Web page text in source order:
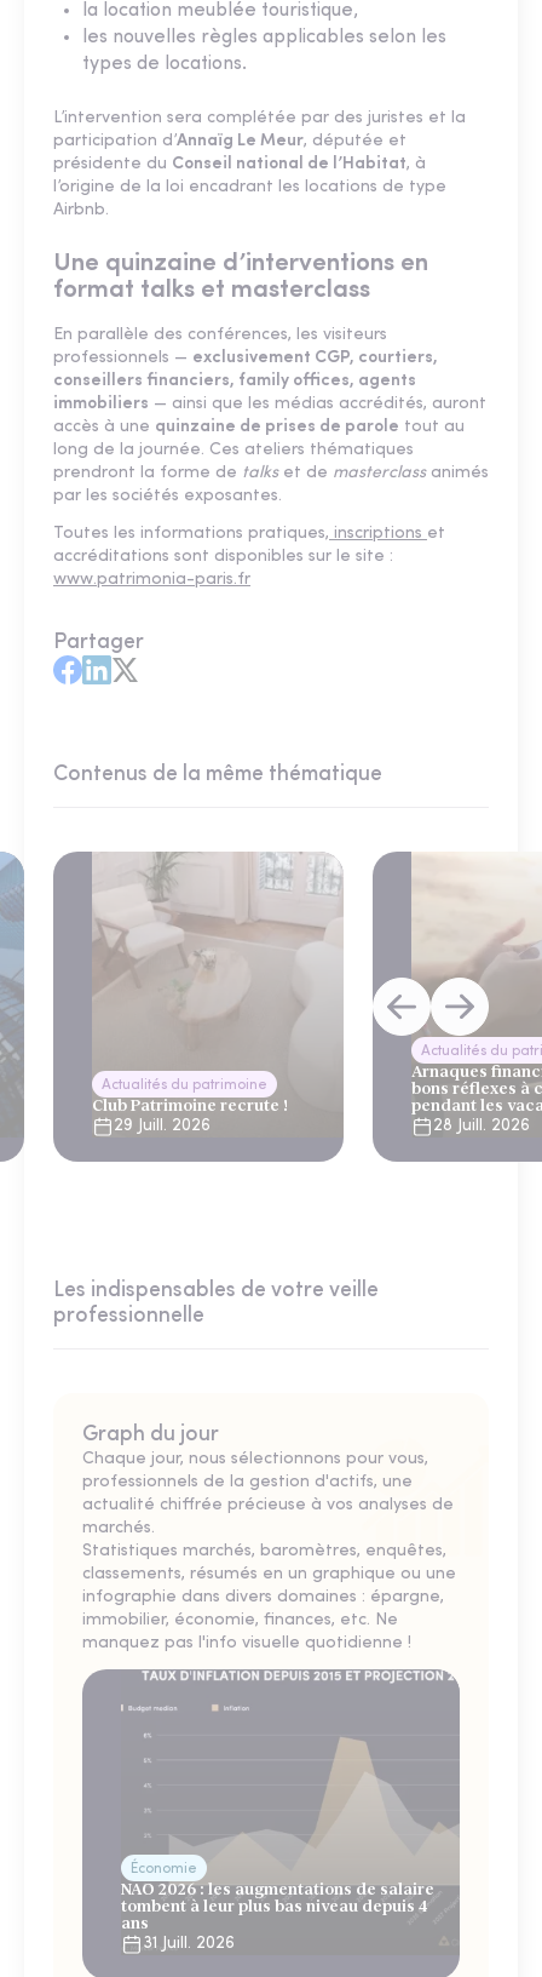
la location meublée touristique,
les nouvelles règles applicables selon les
types de locations.
L’intervention sera complétée par des juristes et la
participation d’Annaïg Le Meur, députée et
présidente du Conseil national de l’Habitat, à
l’origine de la loi encadrant les locations de type
Airbnb.
Une quinzaine d’interventions en
format talks et masterclass
En parallèle des conférences, les visiteurs
professionnels — exclusivement CGP, courtiers,
conseillers financiers, family offices, agents
immobiliers — ainsi que les médias accrédités, auront
accès à une quinzaine de prises de parole tout au
long de la journée. Ces ateliers thématiques
prendront la forme de talkset de masterclassanimés
par les sociétés exposantes.
Toutes les informations pratiques, inscriptions et
accréditations sont disponibles sur le site :
www.patrimonia-paris.fr
Partager
Contenus de la même thématique
Actualités du patrimoine
Club Patrimoine recrute !
29 Juill. 2026
Actualités du
Arnaques
bons réflexes à
pendant les
28 Juill. 2026
Les indispensables de votre veille
professionnelle
Graph du jour
Chaque jour, nous sélectionnons pour vous,
professionnels de la gestion d'actifs, une
actualité chiffrée précieuse à vos analyses de
marchés.
Statistiques marchés, baromètres, enquêtes,
classements, résumés en un graphique ou une
infographie dans divers domaines : épargne,
immobilier, économie, finances, etc. Ne
manquez pas l'info visuelle quotidienne !
Économie
NAO 2026 : les augmentations de salaire
tombent à leur plus bas niveau depuis 4
ans
31 Juill. 2026